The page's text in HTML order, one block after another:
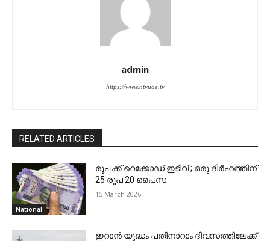
admin
https://www.ntvuae.tv
RELATED ARTICLES
National
രൂപക്ക് റെക്കോഡ് ഇടിവ് ; ഒരു ദിര്‍ഹത്തിന്
25 രൂപ 20 പൈസ
15 March 2026
ഇറാന്‍ യുദ്ധം പതിനാറാം ദിവസത്തിലേക്ക്